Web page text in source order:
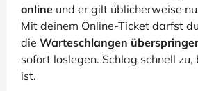
online und er gilt üblicherweise
Mit deinem Online-Ticket darfst
die Warteschlangen
sofort loslegen. Schlag schnell
ist.